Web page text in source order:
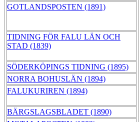
GOTLANDSPOSTEN (1891)
TIDNING FÖR FALU LÄN OCH
STAD (1839)
SÖDERKÖPINGS TIDNING (1895)
NORRA BOHUSLÄN (1894)
FALUKURIREN (1894)
BÄRGSLAGSBLADET (1890)